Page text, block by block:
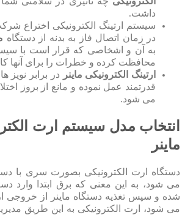
داشت.
سیستم ارتینگ الکترونیکی اختراع
در زمان اتصال فاز به بدنه از دستگاه
به آن و اشخاصی که قرار است با
محافظت کرده و خطرات را برای آنها
ارتینگ الکترونیکی ماینر
در برابر نویز
قدرتمند عمل نموده و مانع از بروز
می شود.
انتخاب مدل سیستم ارت
ماینر
دستگاه ارت الکترونیکی بصورت سری با
می شود، به این معنی که برق ابتدا وارد
شده و سپس تغذیه دستگاه ماینر از خروجی
می شود، ارت الکترونیکی به این طریق